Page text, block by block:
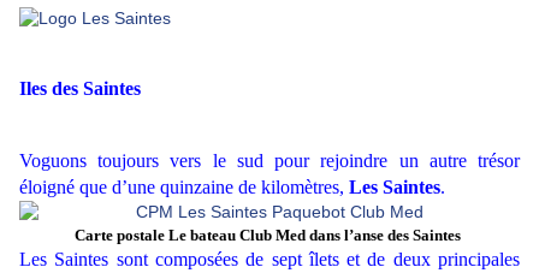
Iles des Saintes
Voguons toujours vers le sud pour rejoindre un autre trésor
éloigné que d’une quinzaine de kilomètres, Les Saintes.
Carte postale Le bateau Club Med dans l’anse des Saintes
Les Saintes sont composées de sept îlets et de deux principales